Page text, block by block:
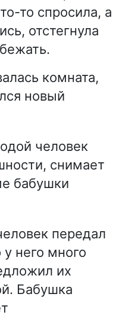
то спросила, а
отстегнула
комната,
новый
человек
снимает
бабушки
передал
у него много
их
Бабушка